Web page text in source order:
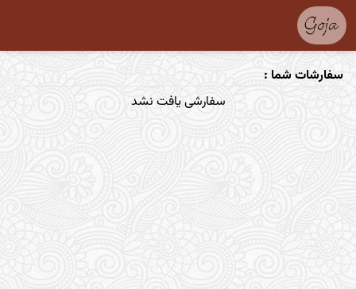
سفارشات شما :
سفارشی یافت نشد